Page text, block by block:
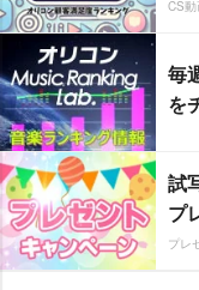
CS
毎
を
試
プ
プレ